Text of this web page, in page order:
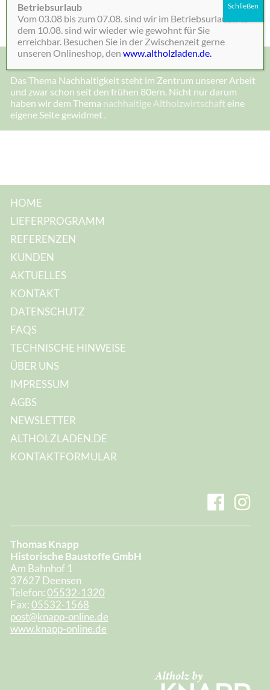
Absenden
Das Thema Nachhaltigkeit steht im Zentrum unserer Arbeit
und zwar schon seit den frühen 80ern. Nicht nur darum
haben wir dem Thema nachhaltige Altholzwirtschaft eine
eigene Seite gewidmet .
HOME
LIEFERPROGRAMM
REFERENZEN
KUNDEN
AKTUELLES
KONTAKT
DATENSCHUTZ
FAQS
TECHNISCHE HINWEISE
ÜBER UNS
IMPRESSUM
AGBS
NEWSLETTER
ALTHOLZLADEN.DE
KONTAKTFORMULAR
Thomas Knapp
Historische Baustoffe GmbH
Am Bahnhof 1
37627 Deensen
Telefon:05532-1320
Fax:05532-1568
post@knapp-online.de
www.knapp-online.de
Betriebsurlaub
Vom 03.08 bis zum 07.08. sind wir im Betriebsurlaub. Ab
dem 10.08. sind wir wieder wie gewohnt für Sie
erreichbar. Besuchen Sie in der Zwischenzeit gerne
unseren Onlineshop, denwww.altholzladen.de.
Schließen